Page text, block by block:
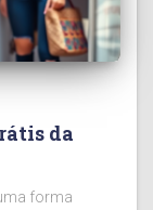
da
forma